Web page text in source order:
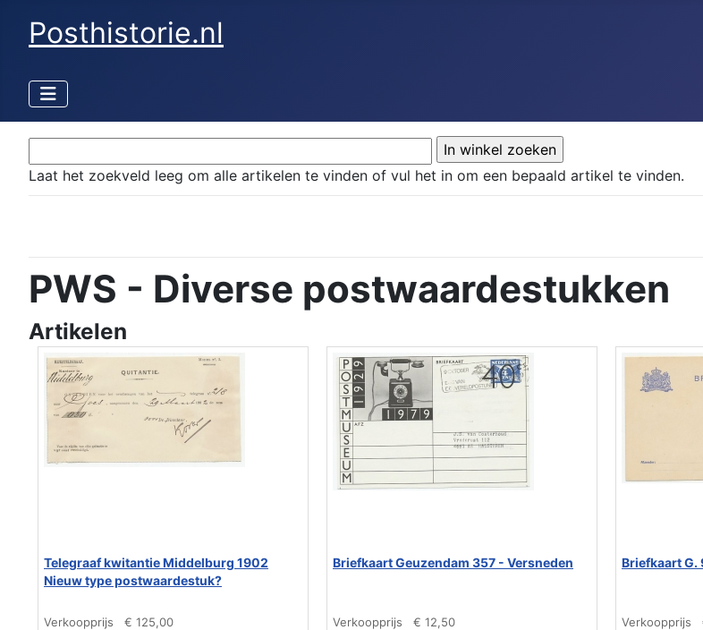
Posthistorie.nl
Laat het zoekveld leeg om alle artikelen te vinden of vul het in om een bepaald artikel te vinden.
PWS - Diverse postwaardestukken
Artikelen
Telegraaf kwitantie Middelburg 1902
Nieuw type postwaardestuk?
Verkoopprijs € 125,00
Briefkaart Geuzendam 357 - Versneden
Verkoopprijs € 12,50
Briefkaart G.
Verkoopprijs